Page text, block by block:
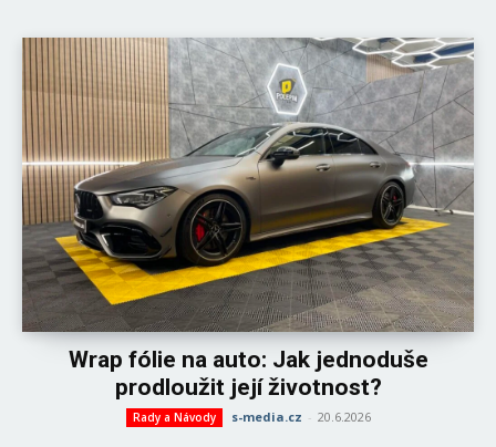
Wrap fólie na auto: Jak jednoduše
prodloužit její životnost?
Rady a Návody s-media.cz - 20.6.2026